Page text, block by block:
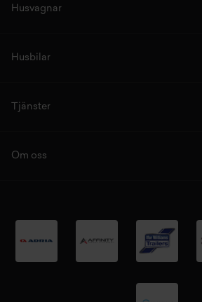
Husvagnar
Husbilar
Tjänster
Om oss